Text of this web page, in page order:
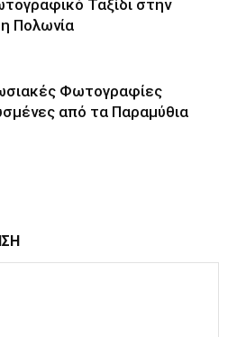
Ταξίδι στην
Πολωνία
Φωτογραφίες
από τα Παραμύθια